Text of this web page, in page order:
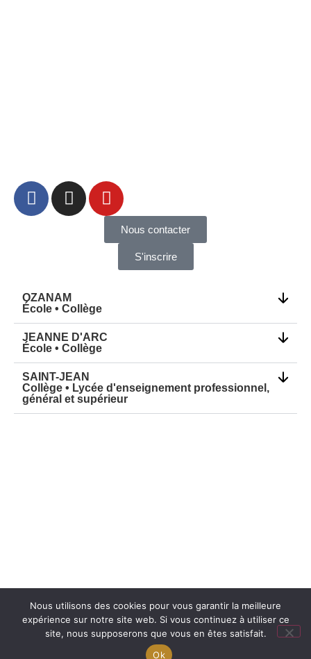
Nous contacter
S'inscrire
OZANAM
École • Collège
JEANNE D'ARC
École • Collège
SAINT-JEAN
Collège • Lycée d'enseignement professionnel,
général et supérieur
Mentions légales Réalisation : Ekole.fr
Nous utilisons des cookies pour vous garantir la meilleure
expérience sur notre site web. Si vous continuez à utiliser ce
site, nous supposerons que vous en êtes satisfait.
Ok
Engagé pour l’environnement : compensation de